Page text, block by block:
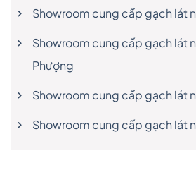
Showroom cung cấp gạch lát
Showroom cung cấp gạch lát
Phượng
Showroom cung cấp gạch lát
Showroom cung cấp gạch lát